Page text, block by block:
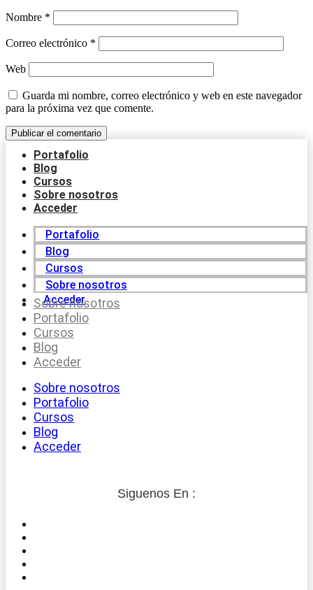
Nombre *
Correo electrónico *
Web
Guarda mi nombre, correo electrónico y web en este navegador
para la próxima vez que comente.
Portafolio
Blog
Cursos
Sobre nosotros
Acceder
Portafolio
Blog
Cursos
Sobre nosotros
Acceder
Sobre nosotros
Portafolio
Cursos
Blog
Acceder
Sobre nosotros
Portafolio
Cursos
Blog
Acceder
Siguenos En :